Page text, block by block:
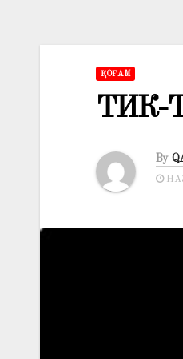
ҚОҒАМ
ТИК-
By